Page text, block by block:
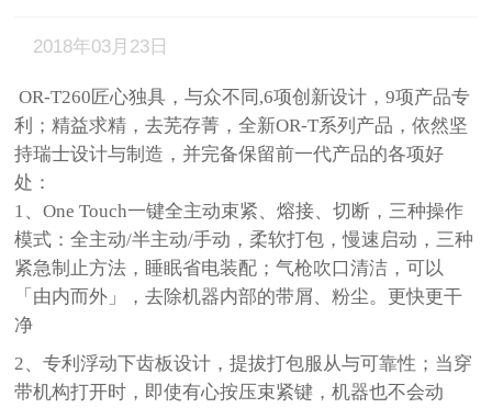
2018年03月23日
OR-T260匠心独具，与众不同,6项创新设计，9项产品专
利；精益求精，去芜存菁，全新OR-T系列产品，依然坚
持瑞士设计与制造，并完备保留前一代产品的各项好
处：
1、One Touch一键全主动束紧、熔接、切断，三种操作
模式：全主动/半主动/手动，柔软打包，慢速启动，三种
紧急制止方法，睡眠省电装配；气枪吹口清洁，可以
「由内而外」，去除机器内部的带屑、粉尘。更快更干
净
2、专利浮动下齿板设计，提拔打包服从与可靠性；当穿
带机构打开时，即使有心按压束紧键，机器也不会动